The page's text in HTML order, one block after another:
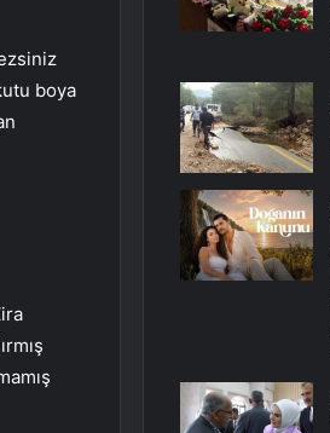
boya